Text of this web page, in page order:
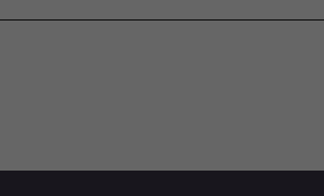
Über uns Mehr Angebote